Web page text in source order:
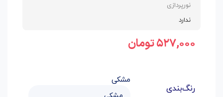
نورپردازی
ندارد
۵۲۷,۰۰۰تومان
رنگ‌بندی
مشکی